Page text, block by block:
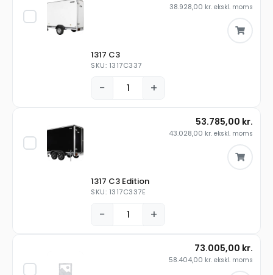
1317 C3
SKU: 1317C337
− +
38.928,00 kr. ekskl. moms
1317 C3 Edition
SKU: 1317C337E
− +
53.785,00 kr.
43.028,00 kr. ekskl. moms
73.005,00 kr.
58.404,00 kr. ekskl. moms